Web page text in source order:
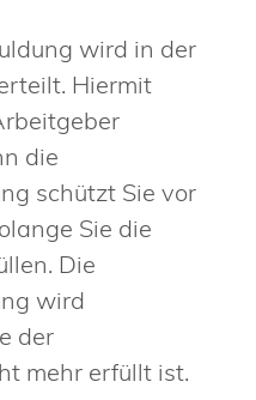
wird in der
Hiermit
die
schützt Sie vor
Sie die
Die
wird
der
mehr erfüllt ist.